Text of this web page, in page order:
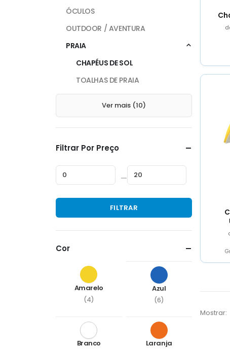
Mostrar:
ÓCULOS
OUTDOOR / AVENTURA
PRAIA
CHAPÉUS DE SOL
TOALHAS DE PRAIA
Ver mais (10)
Filtrar Por Preço
Preço
Preço
—
FILTRAR
Cor
Amarelo
(4)
Azul
(6)
Branco Laranja